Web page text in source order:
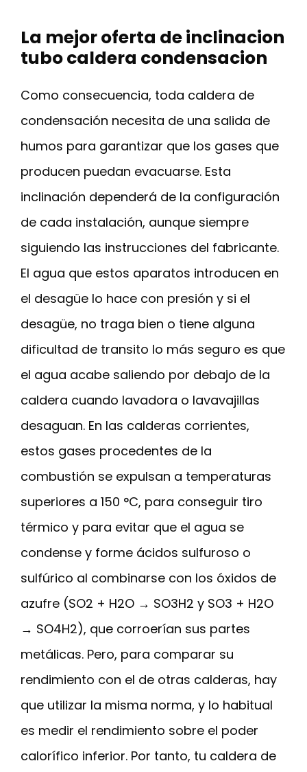
La mejor oferta de inclinacion
tubo caldera condensacion
Como consecuencia, toda caldera de
condensación necesita de una salida de
humos para garantizar que los gases que
producen puedan evacuarse. Esta
inclinación dependerá de la configuración
de cada instalación, aunque siempre
siguiendo las instrucciones del fabricante.
El agua que estos aparatos introducen en
el desagüe lo hace con presión y si el
desagüe, no traga bien o tiene alguna
dificultad de transito lo más seguro es que
el agua acabe saliendo por debajo de la
caldera cuando lavadora o lavavajillas
desaguan. En las calderas corrientes,
estos gases procedentes de la
combustión se expulsan a temperaturas
superiores a 150 °C, para conseguir tiro
térmico y para evitar que el agua se
condense y forme ácidos sulfuroso o
sulfúrico al combinarse con los óxidos de
azufre (SO2 + H2O → SO3H2 y SO3 + H2O
→ SO4H2), que corroerían sus partes
metálicas. Pero, para comparar su
rendimiento con el de otras calderas, hay
que utilizar la misma norma, y lo habitual
es medir el rendimiento sobre el poder
calorífico inferior. Por tanto, tu caldera de